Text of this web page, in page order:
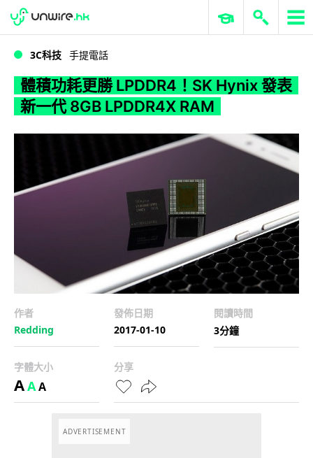
WWDC 2026 ERP 與商業 AI
3C科技 手提電話
體積功耗更勝 LPDDR4！SK Hynix 發表
新一代 8GB LPDDR4X RAM
作者
Redding
發佈日期
2017-01-10
閱讀時間
3分鐘
字體大小
AAA
分享
ADVERTISEMENT